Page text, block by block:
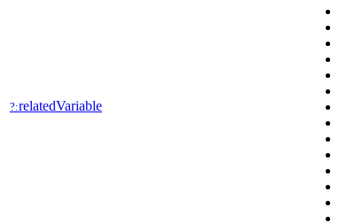
?:relatedVariable